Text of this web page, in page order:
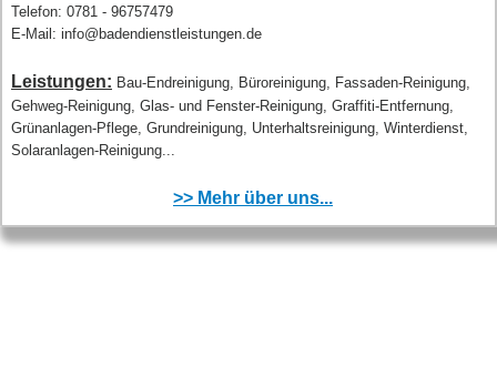
Telefon: 0781 - 96757479
E-Mail: info@badendienstleistungen.de
Leistungen: Bau-Endreinigung, Büroreinigung, Fassaden-Reinigung,
Gehweg-Reinigung, Glas- und Fenster-Reinigung, Graffiti-Entfernung,
Grünanlagen-Pflege, Grundreinigung, Unterhaltsreinigung, Winterdienst,
Solaranlagen-Reinigung...
>> Mehr über uns...